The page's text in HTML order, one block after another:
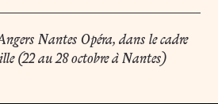
Nantes Opéra, dans le cadre
(22 au 28 octobre à Nantes)